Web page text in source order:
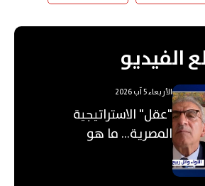
الفيديو
الأربعاء 5 آب 2026
"عقل" الاستراتيجية
المصرية... ما هو